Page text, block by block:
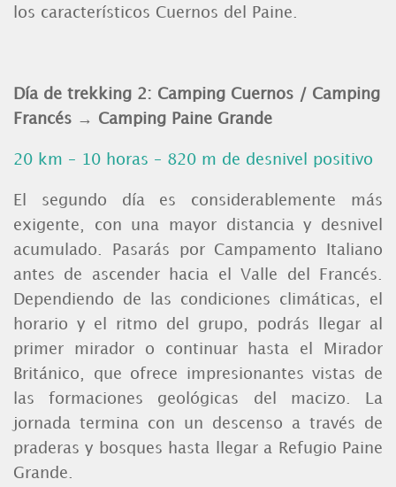
los característicos Cuernos del Paine.
Día de trekking 2: Camping Cuernos / Camping
Francés → Camping Paine Grande
20 km – 10 horas – 820 m de desnivel positivo
El segundo día es considerablemente más
exigente, con una mayor distancia y desnivel
acumulado. Pasarás por Campamento Italiano
antes de ascender hacia el Valle del Francés.
Dependiendo de las condiciones climáticas, el
horario y el ritmo del grupo, podrás llegar al
primer mirador o continuar hasta el Mirador
Británico, que ofrece impresionantes vistas de
las formaciones geológicas del macizo.
La
jornada termina con un descenso a través de
praderas y bosques hasta llegar a Refugio Paine
Grande.